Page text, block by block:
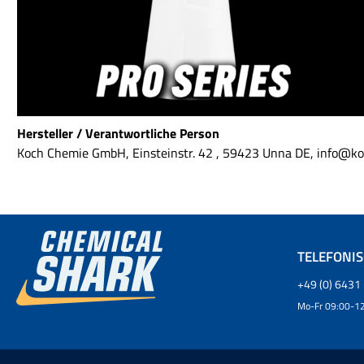
Sprühextraktionsgeräten,
Bodenreinigungsautomaten,
Teilereinigungsmaschinen etc.).
von
zum
beide die
Allerdings
Hersteller / Verantwortliche Person
Koch Chemie GmbH, Einsteinstr. 42 , 59423 Unna DE,
+49 (0)
Mo-Fr 09:00-